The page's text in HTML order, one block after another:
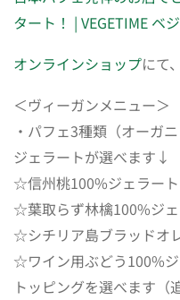
タート！ | VEGETIME ベ
オンラインショップにて
＜ヴィーガンメニュー＞
・パフェ3種類（オーガ
ジェラートが選べます↓
☆信州桃100%ジェラート
☆葉取らず林檎100%ジ
☆シチリア島ブラッドオ
☆ワイン用ぶどう100%
トッピングを選べます（